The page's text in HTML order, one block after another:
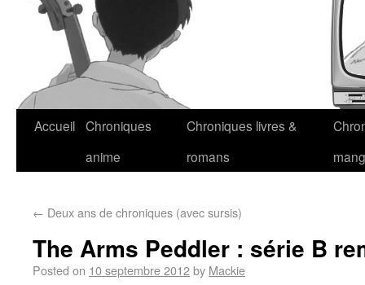
Accueil Chroniques
anime
Chroniques livres &
romans
← Deux ans de chroniques (avec sursis)
The Arms Peddler : série B
Posted on 10 septembre 2012by Mackie